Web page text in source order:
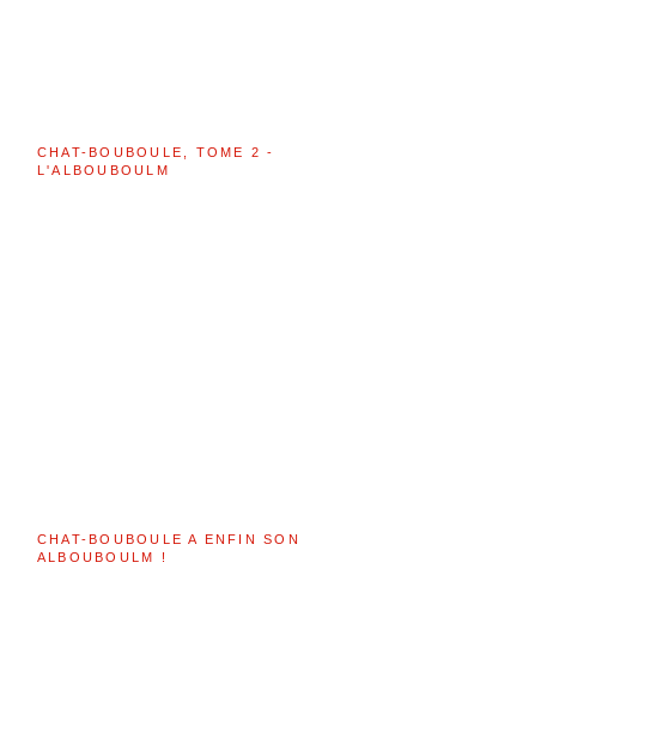
CHAT-BOUBOULE, TOME 2 -
L'ALBOUBOULM
CHAT-BOUBOULE A ENFIN SON
ALBOUBOULM !